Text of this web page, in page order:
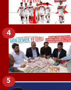
4
5